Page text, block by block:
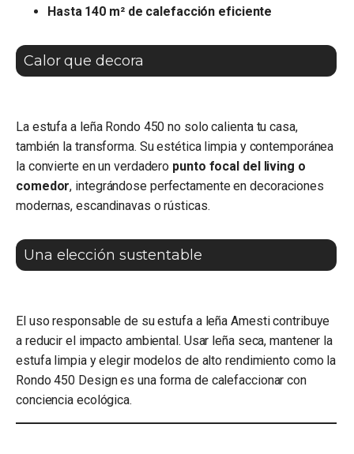
Hasta 140 m² de calefacción eficiente
Calor que decora
La estufa a leña Rondo 450 no solo calienta tu casa,
también la transforma. Su estética limpia y contemporánea
la convierte en un verdadero punto focal del living o
comedor, integrándose perfectamente en decoraciones
modernas, escandinavas o rústicas.
Una elección sustentable
El uso responsable de su estufa a leña Amesti contribuye
a reducir el impacto ambiental. Usar leña seca, mantener la
estufa limpia y elegir modelos de alto rendimiento como la
Rondo 450 Design es una forma de calefaccionar con
conciencia ecológica.